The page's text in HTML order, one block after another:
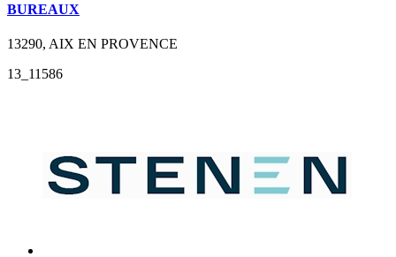
BUREAUX
13290, AIX EN PROVENCE
13_11586